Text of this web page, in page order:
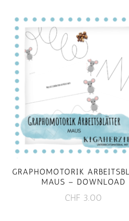
GRAPHOMOTORIK
MAUS – DOWNLOAD
CHF 3.00